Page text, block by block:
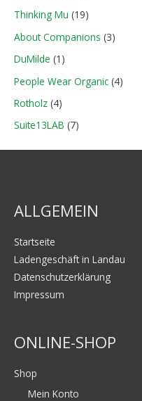
Thinking Mu (19)
About Companions (3)
DuMilde (1)
People Wear Organic (4)
Rotholz (4)
Suite13LAB (7)
ALLGEMEIN
Startseite
Ladengeschäft in Landau
Datenschutzerklärung
Impressum
ONLINE-SHOP
Shop
Mein Konto